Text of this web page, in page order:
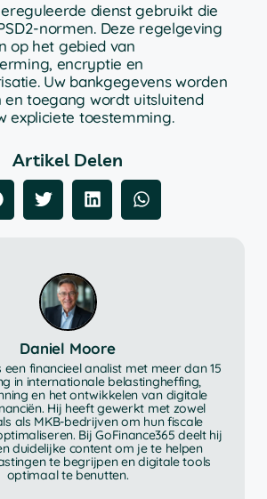
dienst gebruikt die
normen. Deze regelgeving
op het gebied van
encryptie en
Uw bankgegevens worden
en toegang wordt uitsluitend
expliciete toestemming.
Artikel Delen
Daniel Moore
een financieel analist met meer dan 15
in internationale belastingheffing,
en het ontwikkelen van digitale
Hij heeft gewerkt met zowel
als MKB-bedrijven om hun fiscale
Bij GoFinance365 deelt hij
duidelijke content om je te helpen
te begrijpen en digitale tools
optimaal te benutten.